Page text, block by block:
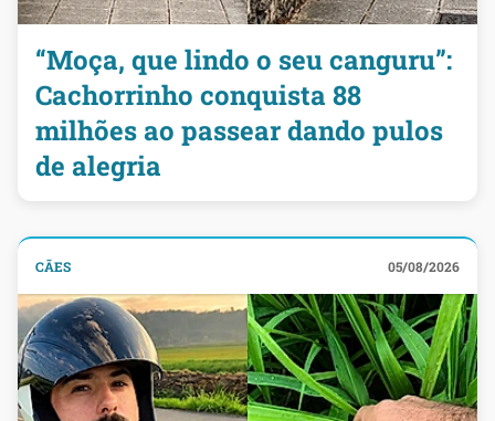
“Moça, que lindo o seu canguru”:
Cachorrinho conquista 88
milhões ao passear dando pulos
de alegria
CÃES 05/08/2026